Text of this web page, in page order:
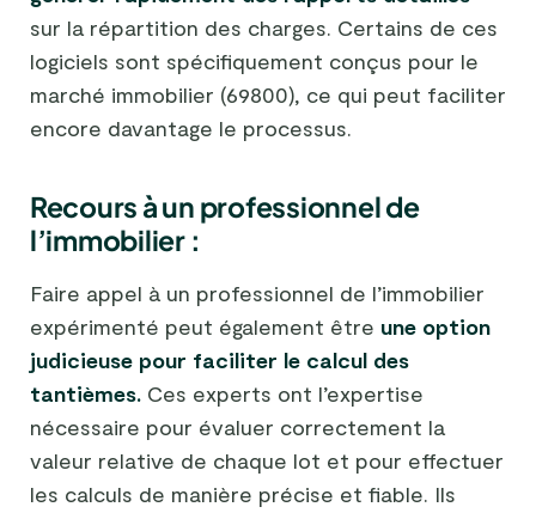
sur la répartition des charges. Certains de ces
logiciels sont spécifiquement conçus pour le
marché immobilier (69800), ce qui peut faciliter
encore davantage le processus.
Recours à un professionnel de
l’immobilier :
Faire appel à un professionnel de l’immobilier
expérimenté peut également être une option
judicieuse pour faciliter le calcul des
tantièmes. Ces experts ont l’expertise
nécessaire pour évaluer correctement la
valeur relative de chaque lot et pour effectuer
les calculs de manière précise et fiable. Ils